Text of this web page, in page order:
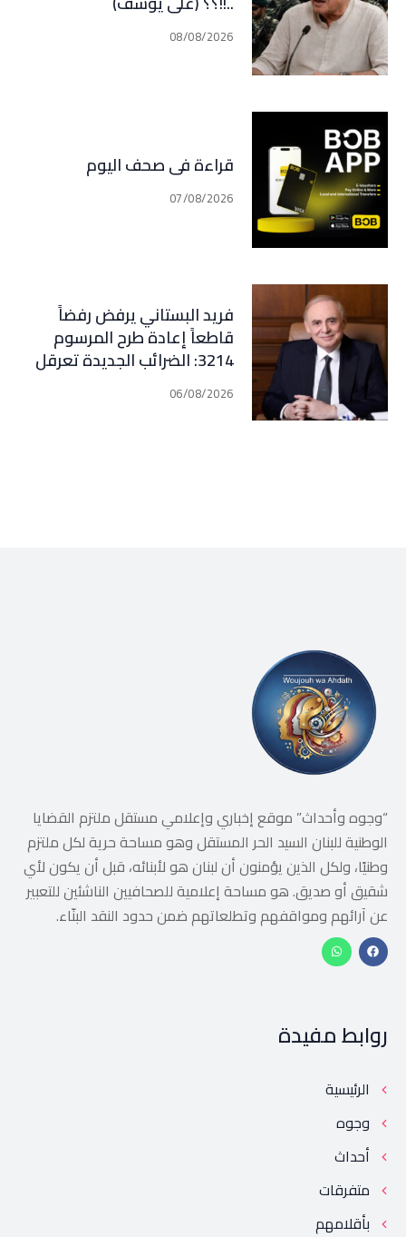
08/08/2026
قراءة في صحف اليوم
07/08/2026
فريد البستاني يرفض رفضاً
قاطعاً إعادة طرح المرسوم
3214: الضرائب الجديدة تعرقل
التعافي الاقتصادي وتناقض
مبدأ الشراكة
06/08/2026
“وجوه وأحداث” موقع إخباري وإعلامي مستقل ملتزم القضايا
الوطنية للبنان السيد الحر المستقل وهو مساحة حرية لكل ملتزم
وطنيًا، ولكل الذين يؤمنون أن لبنان هو لأبنائه، قبل أن يكون لأي
شقيق أو صديق. هو مساحة إعلامية للصحافيين الناشئين للتعبير
عن آرائهم ومواقفهم وتطلعاتهم ضمن حدود النقد البنّاء.
روابط مفيدة
الرئيسية
وجوه
أحداث
متفرقات
بأقلامهم